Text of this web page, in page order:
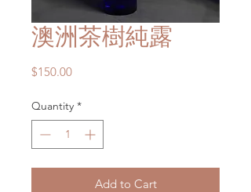
澳洲茶樹純露
$150.00Price
Quantity *
Add to Cart